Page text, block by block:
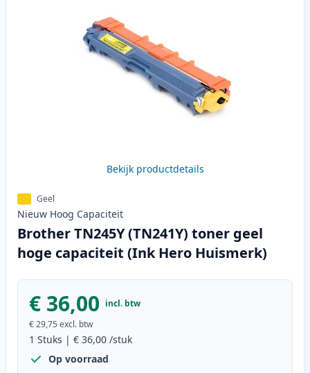
Bekijk productdetails
Geel
Nieuw Hoog Capaciteit
Brother TN245Y (TN241Y) toner geel
hoge capaciteit (Ink Hero Huismerk)
€ 36,00 incl. btw
€ 29,75 excl. btw
1 Stuks | € 36,00 /stuk
Op voorraad